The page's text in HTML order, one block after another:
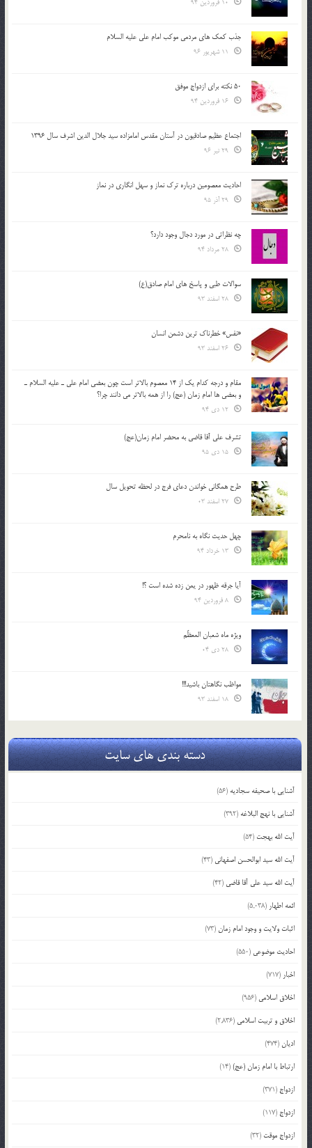
جذب کمک های مردمی موکب امام علی علیه السلام
50 نکته برای ازدواج موفق
اجتماع عظیم صادقیون در آستان مقدس امامزاده سید جلال الدین اشرف سال 1396
احادیث معصومین درباره ترک نماز و سهل انگاری در نماز
چه نظراتی در مورد دجال وجود دارد؟
سوالات طبی و پاسخ های امام صادق(ع)
«نفس» خطرناک ترین دشمن انسان
مقام و درجه كدام يك از 14 معصوم بالاتر است چون بعضي امام علي ـ عليه السلام ـ
و بعضي ها امام زمان (عج) را از همه بالاتر مي دانند چرا؟
تشرف علي آقا قاضي به محضر امام زمان(عج)
طرح همگانی خواندن دعای فرج در لحظه تحویل سال
چهل حدیث نگاه به نامحرم
آیا جرقه ظهور در یمن زده شده است ؟!
ویژه ماه شعبان المعظّم
مواظب نگاهتان باشید!!!
دسته بندی های سایت
آشنایی با صحیفه سجادیه (56)
آشنایی با نهج البلاغه (392)
آیت الله بهجت (54)
آیت الله سید ابوالحسن اصفهانی (43)
آیت الله سید علی آقا قاضی (42)
ائمه اطهار (5,038)
اثبات ولایت و وجود امام زمان(73)
احادیث موضوعی (550)
اخبار (717)
اخلاق اسلامی (956)
اخلاق و تربیت اسلامی (2,836)
ادیان(474)
ارتباط با امام زمان (عج)(14)
ازدواج (371)
ازدواج (117)
ازدواج موقت (32)